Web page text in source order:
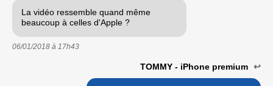
La vidéo ressemble quand même
beaucoup à celles d'Apple ?
06/01/2018 à 17h43
TOMMY - iPhone premium ↩